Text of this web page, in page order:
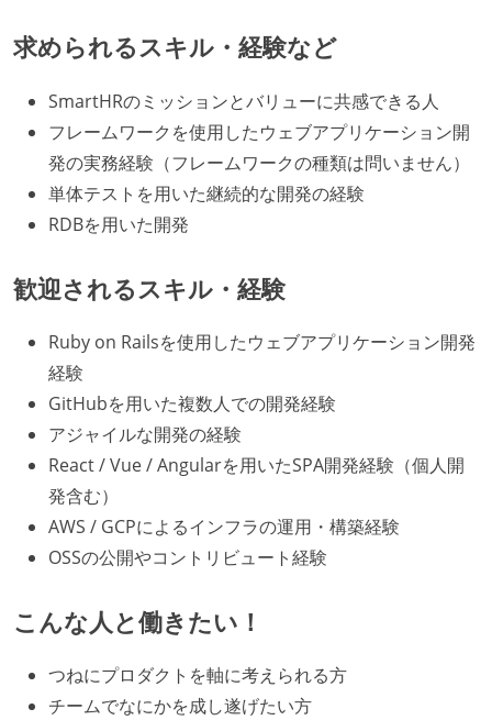
求められるスキル・経験など
SmartHRのミッションとバリューに共感できる人
フレームワークを使用したウェブアプリケーション開
発の実務経験（フレームワークの種類は問いません）
単体テストを用いた継続的な開発の経験
RDBを用いた開発
歓迎されるスキル・経験
Ruby on Railsを使用したウェブアプリケーション開発
経験
GitHubを用いた複数人での開発経験
アジャイルな開発の経験
React / Vue / Angularを用いたSPA開発経験（個人開
発含む）
AWS / GCPによるインフラの運用・構築経験
OSSの公開やコントリビュート経験
こんな人と働きたい！
つねにプロダクトを軸に考えられる方
チームでなにかを成し遂げたい方